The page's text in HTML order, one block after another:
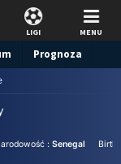
LIGI MENU
Prognoza
:Senegal